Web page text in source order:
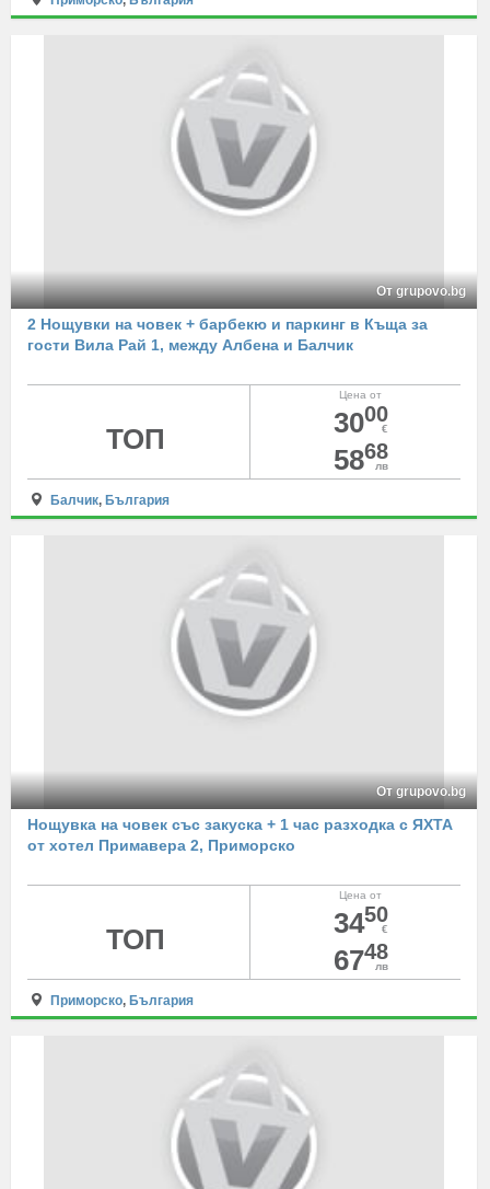
От grupovo.bg
2 Нощувки на човек + барбекю и паркинг в Къща за
гости Вила Рай 1, между Албена и Балчик
Цена от
3000
€
5868
лв
ТОП
Балчик, България
От grupovo.bg
Нощувка на човек със закуска + 1 час разходка с ЯХТА
от хотел Примавера 2, Приморско
Цена от
3450
€
6748
лв
ТОП
Приморско, България